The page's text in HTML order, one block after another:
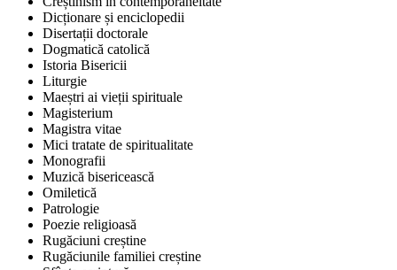
Dicționare și enciclopedii
Disertații doctorale
Dogmatică catolică
Istoria Bisericii
Liturgie
Maeștri ai vieții spirituale
Magisterium
Magistra vitae
Mici tratate de spiritualitate
Monografii
Muzică bisericească
Omiletică
Patrologie
Poezie religioasă
Rugăciuni creștine
Rugăciunile familiei creștine